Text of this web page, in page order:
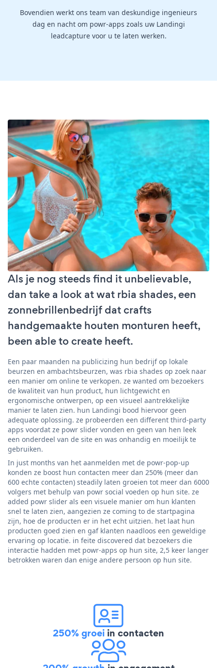
Bovendien werkt ons team van deskundige ingenieurs
dag en nacht om powr-apps zoals uw Landingi
leadcapture voor u te laten werken.
Als je nog steeds find it unbelievable,
dan take a look at wat rbia shades, een
zonnebrillenbedrijf dat crafts
handgemaakte houten monturen heeft,
been able to create heeft.
Een paar maanden na publicizing hun bedrijf op lokale
beurzen en ambachtsbeurzen, was rbia shades op zoek naar
een manier om online te verkopen. ze wanted om bezoekers
de kwaliteit van hun product, hun lichtgewicht en
ergonomische ontwerpen, op een visueel aantrekkelijke
manier te laten zien. hun Landingi bood hiervoor geen
adequate oplossing. ze probeerden een different third-party
apps voordat ze powr slider vonden en geen van hen leek
een onderdeel van de site en was onhandig en moeilijk te
gebruiken.
In just months van het aanmelden met de powr-pop-up
konden ze boost hun contacten meer dan 250% (meer dan
600 echte contacten) steadily laten groeien tot meer dan 6000
volgers met behulp van powr social voeden op hun site. ze
added powr slider als een visuele manier om hun klanten
snel te laten zien, aangezien ze coming to de startpagina
zijn, hoe de producten er in het echt uitzien. het laat hun
producten goed zien en gaf klanten naadloos een geweldige
ervaring op locatie. in feite discovered dat bezoekers die
interactie hadden met powr-apps op hun site, 2,5 keer langer
betrokken waren dan enige andere persoon op hun site.
250% groei in contacten